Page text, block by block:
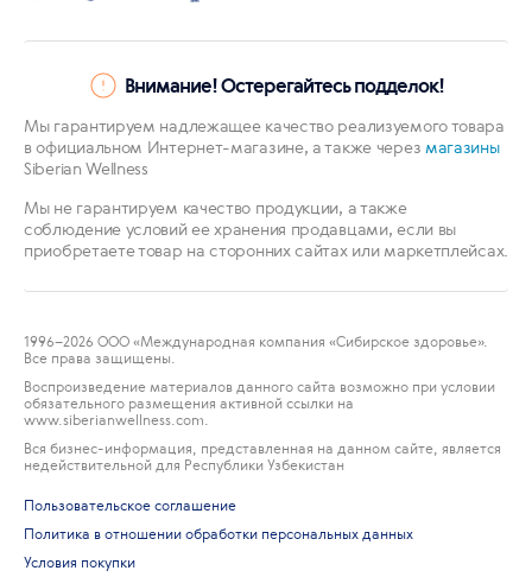
Внимание! Остерегайтесь подделок!
Мы гарантируем надлежащее качество реализуемого товара
в официальном Интернет-магазине, а также через магазины
Siberian Wellness
Мы не гарантируем качество продукции, а также
соблюдение условий ее хранения продавцами, если вы
приобретаете товар на сторонних сайтах или маркетплейсах.
1996–2026 ООО «Международная компания «Сибирское здоровье».
Все права защищены.
Воспроизведение материалов данного сайта возможно при условии
обязательного размещения активной ссылки на
www.siberianwellness.com.
Вся бизнес-информация, представленная на данном сайте, является
недействительной для Республики Узбекистан
Пользовательское соглашение
Политика в отношении обработки персональных данных
Условия покупки